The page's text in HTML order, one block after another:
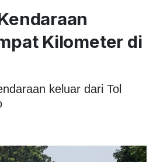
Kilometer di
keluar dari Tol